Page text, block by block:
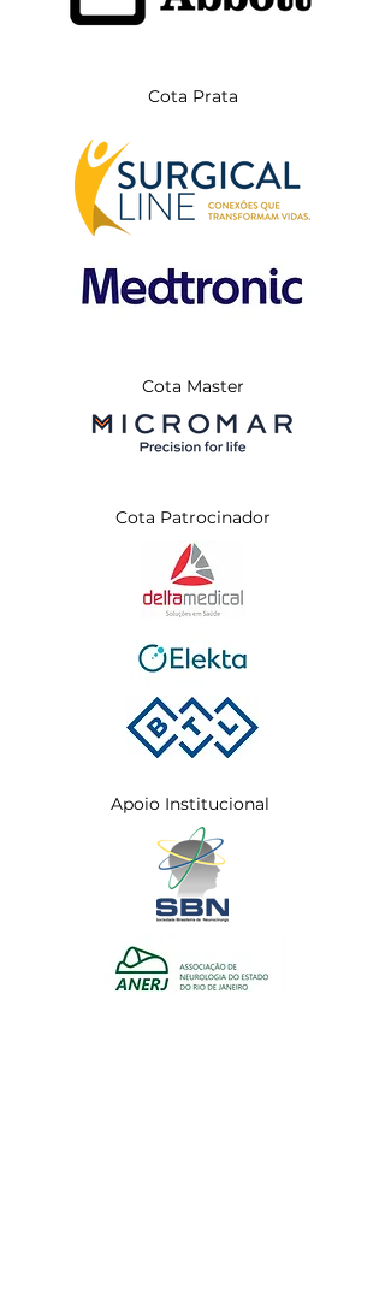
Cota Prata
Cota Master
Cota Patrocinador
Apoio Institucional